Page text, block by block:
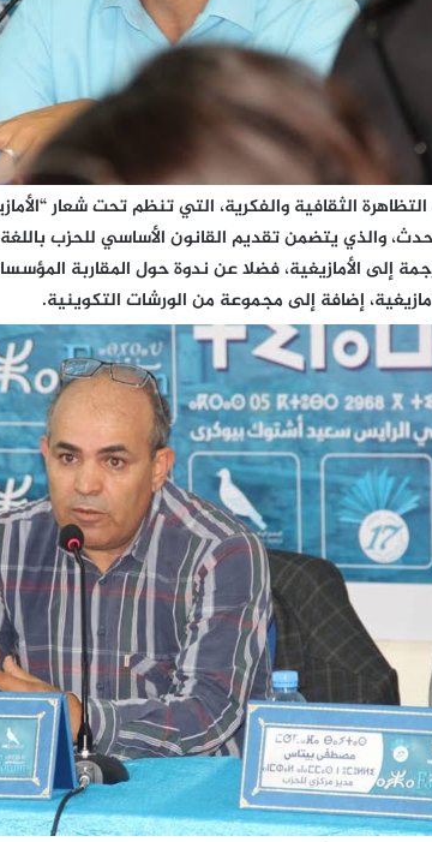
الثقافية والفكرية، التي تنظم تحت شعار
والذي يتضمن تقديم القانون الأساسي للحزب باللغة
إلى الأمازيغية، فضلا عن ندوة حول المقاربة
إضافة إلى مجموعة من الورشات التكوينية.